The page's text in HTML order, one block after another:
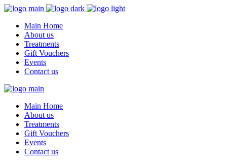
Main Home
About us
Treatments
Gift Vouchers
Events
Contact us
Main Home
About us
Treatments
Gift Vouchers
Events
Contact us